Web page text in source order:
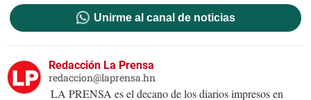
Unirme al canal de noticias
Redacción La Prensa
redaccion@laprensa.hn
LA PRENSA es el decano de los diarios impresos en